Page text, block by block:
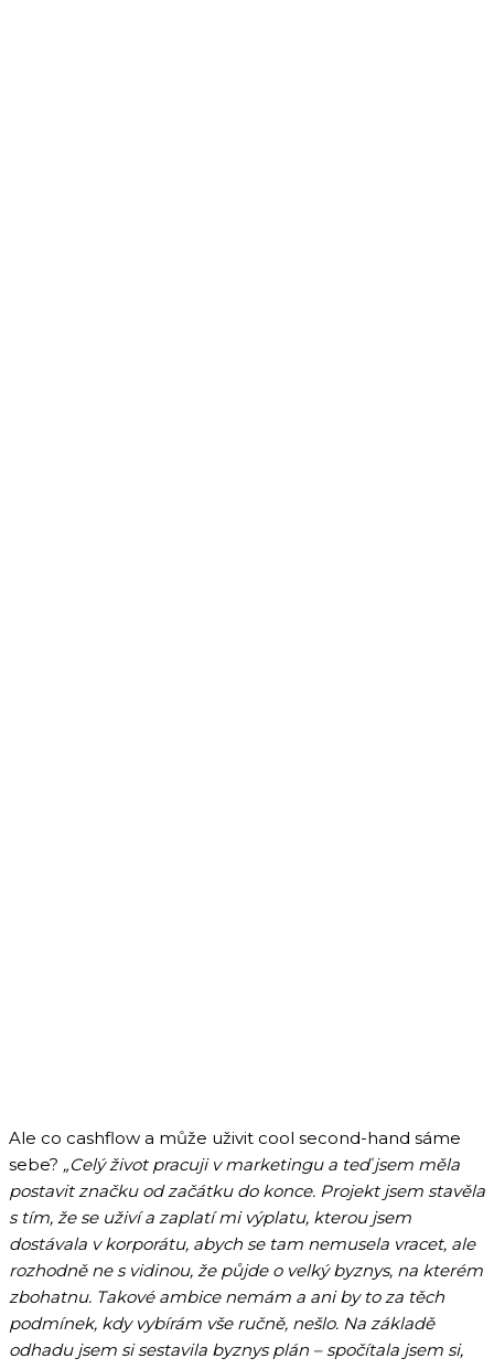
Ale co cashflow a může uživit cool second-hand sáme
sebe? „Celý život pracuji v marketingu a teď jsem měla
postavit značku od začátku do konce. Projekt jsem stavěla
s tím, že se uživí a zaplatí mi výplatu, kterou jsem
dostávala v korporátu, abych se tam nemusela vracet, ale
rozhodně ne s vidinou, že půjde o velký byznys, na kterém
zbohatnu. Takové ambice nemám a ani by to za těch
podmínek, kdy vybírám vše ručně, nešlo. Na základě
odhadu jsem si sestavila byznys plán – spočítala jsem si,